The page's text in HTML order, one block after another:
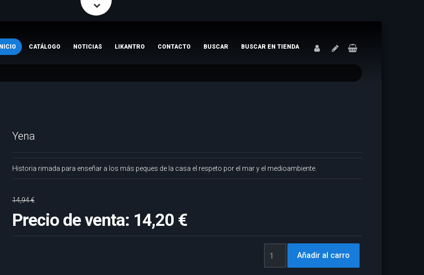
INICIO CATÁLOGO NOTICIAS LIKANTRO CONTACTO BUSCAR BUSCAR EN TIENDA
Yena
Historia rimada para enseñar a los más peques de la casa el respeto por el mar y el medioambiente.
14,94 €
Precio de venta: 14,20 €